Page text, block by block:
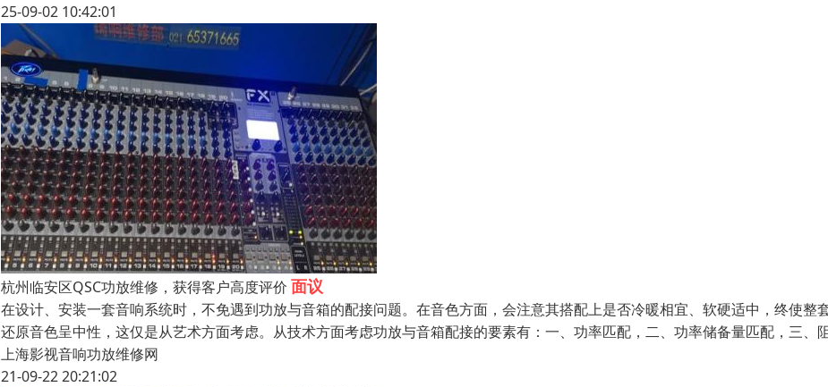
25-09-02 10:42:01
杭州临安区QSC功放维修，获得客户高度评价 面议
在设计、安装一套音响系统时，不免遇到功放与音箱的配接问题。在音色方面，会注意其搭配上是否冷暖相宜、软硬适中，终使整
还原音色呈中性，这仅是从艺术方面考虑。从技术方面考虑功放与音箱配接的要素有：一、功率匹配，二、功率储备量匹配，三、
上海影视音响功放维修网
21-09-22 20:21:02